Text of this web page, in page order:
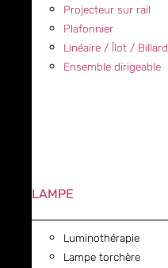
Projecteur sur rail
Plafonnier
Linéaire / Îlot / Billard
Ensemble dirigeable
LAMPE
Luminothérapie
Lampe torchère